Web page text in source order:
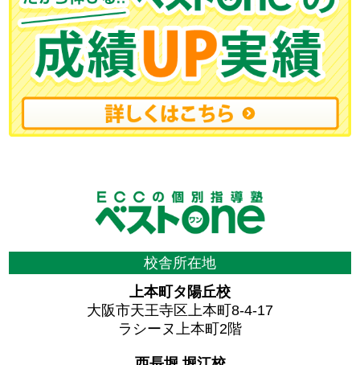
校舎所在地
上本町タ陽丘校
大阪市天王寺区上本町8-4-17
ラシーヌ上本町2階